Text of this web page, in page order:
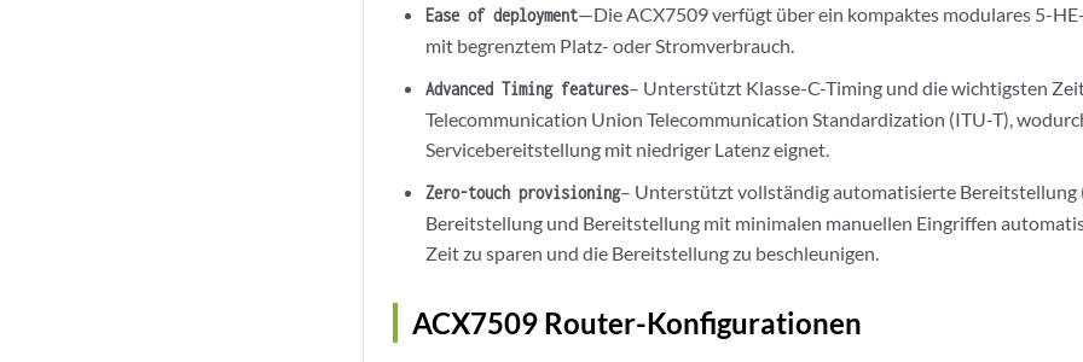
Ease of deployment—Die ACX7509 verfügt über ein kompaktes modulares 5-
mit begrenztem Platz- oder Stromverbrauch.
Advanced Timing features– Unterstützt Klasse-C-Timing und die wichtigsten
Telecommunication Union Telecommunication Standardization (ITU-T),
Servicebereitstellung mit niedriger Latenz eignet.
Zero-touch provisioning– Unterstützt vollständig automatisierte Bereitstellung
Bereitstellung und Bereitstellung mit minimalen manuellen Eingriffen
Zeit zu sparen und die Bereitstellung zu beschleunigen.
ACX7509 Router-Konfigurationen